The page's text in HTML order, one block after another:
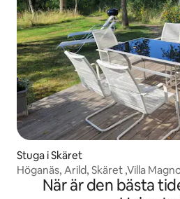
Stuga i Skäret
Höganäs, Arild, Skäret ,Villa
När är den bästa